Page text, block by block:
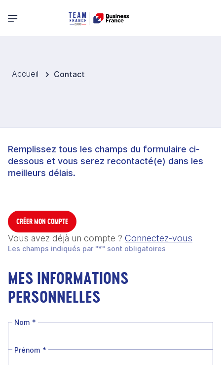
Menu principal
Accueil Contact
Remplissez tous les champs du formulaire ci-
dessous et vous serez recontacté(e) dans les
meilleurs délais.
CRÉER MON COMPTE
Vous avez déjà un compte ? Connectez-vous
Les champs indiqués par "*" sont obligatoires
MES INFORMATIONS
PERSONNELLES
Nom *
Prénom *